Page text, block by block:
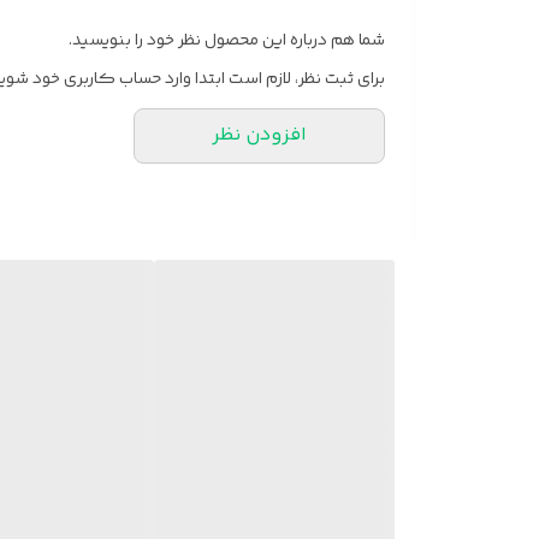
شما هم درباره این محصول نظر خود را بنویسید.
برای ثبت نظر، لازم است ابتدا وارد حساب کاربری خود
افزودن نظر